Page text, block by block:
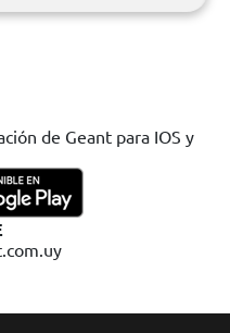
de Geant para IOS y